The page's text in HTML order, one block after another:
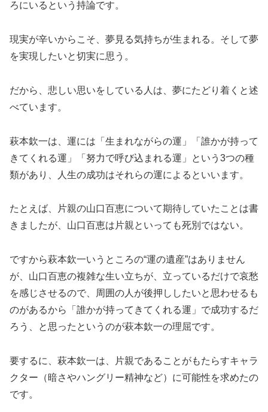
ろにいるという持論です。
現実が辛いからこそ、夢見る気持ちが生まれる。そして夢
を実現したいと切実に思う。
だから、悲しい思いをしている人は、夢にたどり着くと述
べています。
萩本欽一は、運には「生まれながらの運」「誰かが持って
きてくれる運」「努力で呼び込まれる運」という3つの種
類があり、人生の成功はそれらの運によるといいます。
たとえば、片親の山口百恵について期待していたことは書
きましたが、山口百恵は片親といっても死別ではない。
ですから萩本欽一いうところの“運の遺産”はありません
が、山口百恵の複雑な生い立ちが、立っているだけで哀愁
を感じさせるので、周囲の人が後押ししたいと思わせるも
のがあるから「誰かが持ってきてくれる運」で成功するだ
ろう、と思ったというのが萩本欽一の理屈です。
要するに、萩本欽一は、片親であることがもたらすキャラ
クター（暗さやハングリー精神など）に可能性を求めたの
です。